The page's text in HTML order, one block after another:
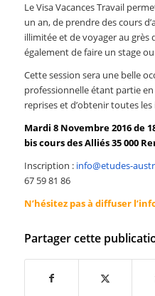
Le Visa Vacances Travail
un an, de prendre des cours
illimitée et de voyager au grès
également de faire un stage
Cette session sera une belle
professionnelle étant partie
reprises et d’obtenir toutes
Mardi 8 Novembre 2016 de
bis cours des Alliés 35 000
Inscription : info@etudes-
67 59 81 86
N’hésitez pas à diffuser
Partager cette